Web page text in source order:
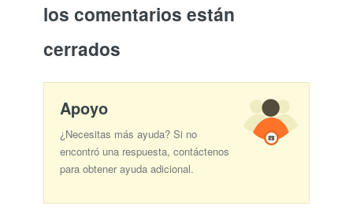
los comentarios están
cerrados
Apoyo
¿Necesitas más ayuda? Si no
encontró una respuesta, contáctenos
para obtener ayuda adicional.